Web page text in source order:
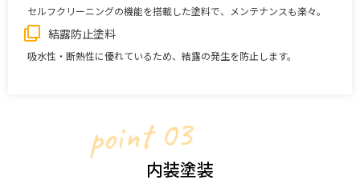
セルフクリーニングの機能を搭載した塗料で、メンテナンスも楽々。
結露防止塗料
吸水性・断熱性に優れているため、結露の発生を防止します。
内装塗装
point 03